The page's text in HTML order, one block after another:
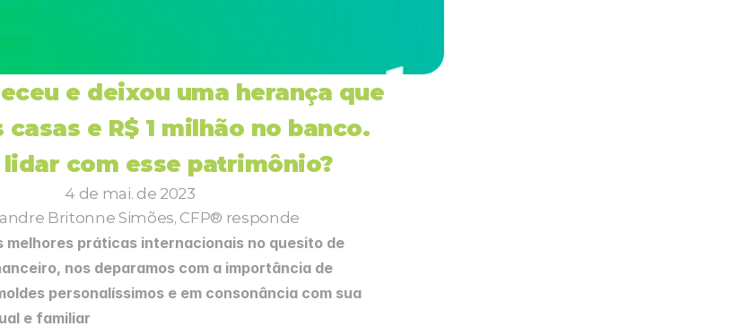
e deixou uma herança que
e R$ 1 milhão no banco.
lidar com esse patrimônio?
4 de mai. de 2023
Britonne Simões, CFP® responde
melhores práticas internacionais no quesito de
nos deparamos com a importância de
personalíssimos e em consonância com sua
e familiar